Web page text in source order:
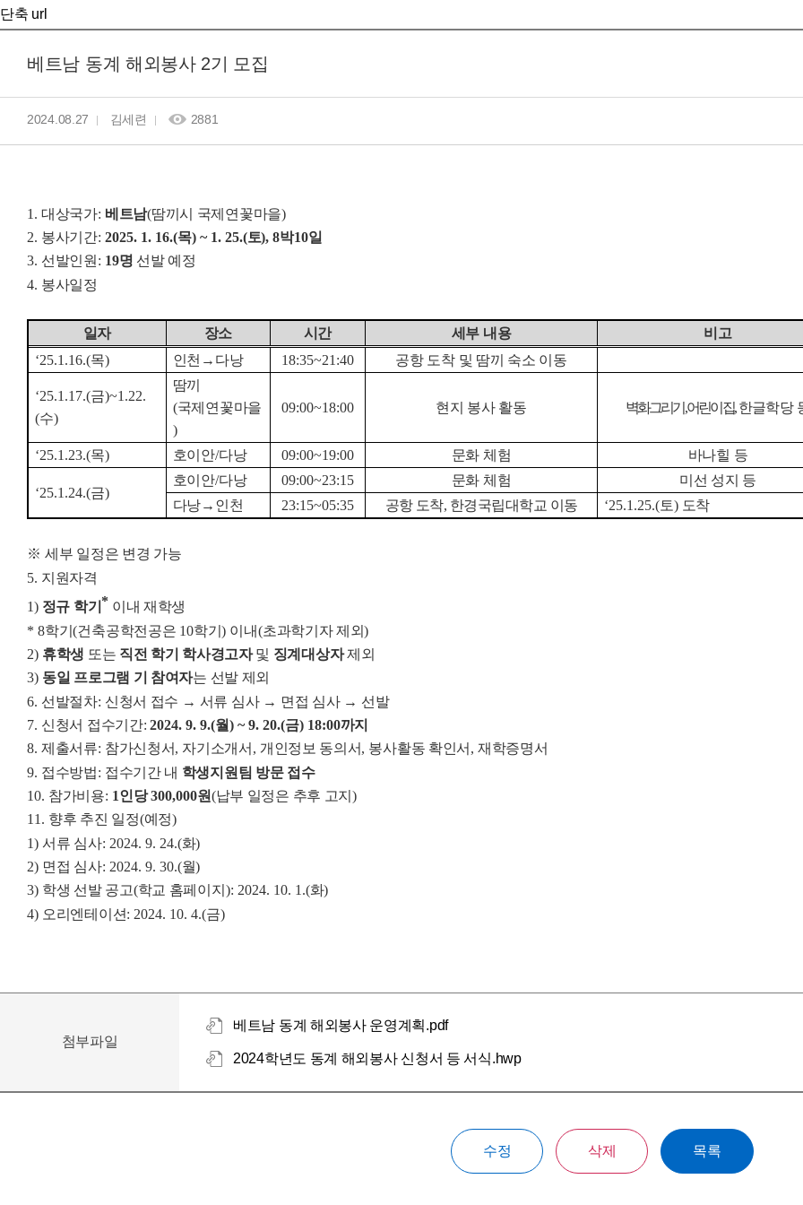
단축 url
베트남 동계 해외봉사 2기 모집
2024.08.27 김세련 2881
1. 대상국가: 베트남(땀끼시 국제연꽃마을)
2. 봉사기간: 2025. 1. 16.(목) ~ 1. 25.(토), 8박10일
3. 선발인원 : 19명 선발 예정
4. 봉사일정
일자 장소 시간 세부 내용
비고
‘25.1.16.(목) 인천 → 다낭 18:35~21:40 공항 도착 및 땀끼 숙소 이동
‘25.1.17.(금)~1.22.
(수)
땀끼
(국제연꽃마을
)
09:00~18:00 현지 봉사 활동 벽화그리기 ,어린이집, 한글학당
‘25.1.23.(목) 호이안/다낭 09:00~19:00 문화 체험 바나힐 등
‘25.1.24.(금)
호이안/다낭 09:00~23:15 문화 체험
미선 성지 등
다낭→ 인천 23:15~05:35 공항 도착, 한경국립대학교 이동 ‘25.1.25.(토) 도착
※ 세부 일정은 변경 가능
5. 지원자격
1) 정규 학기 * 이내 재학생
* 8학기(건축공학전공은 10학기) 이내(초과학기자 제외)
2) 휴학생 또는 직전 학기 학사경고자 및 징계대상자 제외
3) 동일 프로그램 기 참여자는 선발 제외
6. 선발절차: 신청서 접수 → 서류 심사 → 면접 심사 → 선발
7. 신청서 접수기간: 2024. 9. 9.(월) ~ 9. 20.(금) 18:00까지
8. 제출서류: 참가신청서, 자기소개서 , 개인정보 동의서, 봉사활동 확인서 ,재학증명서
9. 접수방법: 접수기간 내 학생지원팀 방문 접수
10. 참가비용: 1인당300,000원(납부 일정은 추후 고지)
11. 향후 추진 일정(예정)
1) 서류 심사: 2024. 9. 24.(화)
2) 면접 심사: 2024. 9. 30.(월)
3) 학생 선발 공고(학교 홈페이지 ): 2024. 10. 1.(화)
4) 오리엔테이션: 2024. 10. 4.(금)
첨부파일
베트남 동계 해외봉사 운영계획.pdf
2024학년도 동계 해외봉사 신청서 등 서식.hwp
수정 삭제